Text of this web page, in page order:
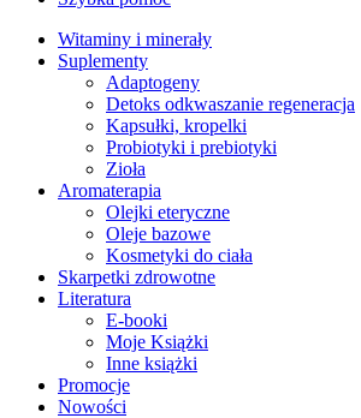
Witaminy i minerały
Suplementy
Adaptogeny
Detoks odkwaszanie regeneracja
Kapsułki, kropelki
Probiotyki i prebiotyki
Zioła
Aromaterapia
Olejki eteryczne
Oleje bazowe
Kosmetyki do ciała
Skarpetki zdrowotne
Literatura
E-booki
Moje Książki
Inne książki
Promocje
Nowości